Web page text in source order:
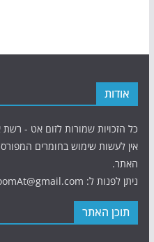
אודות
כל הזכויות שמורות לזום אט - רשת
אין לעשות שימוש בחומרים
האתר.
ניתן לפנות ל: Avihai.ZoomAt@gmail.com
תוכן האתר